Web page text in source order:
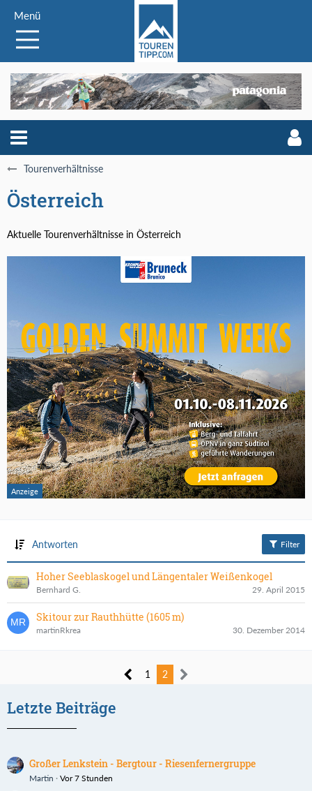
Menü
Tourenverhältnisse
Österreich
Aktuelle Tourenverhältnisse in Österreich
Antworten Filter
Hoher Seeblaskogel und Längentaler Weißenkogel
Bernhard G. 29. April 2015
Skitour zur Rauthhütte (1605 m)
martinRkrea 30. Dezember 2014
1 2
Letzte Beiträge
Großer Lenkstein - Bergtour - Riesenfernergruppe
Martin Vor 7 Stunden